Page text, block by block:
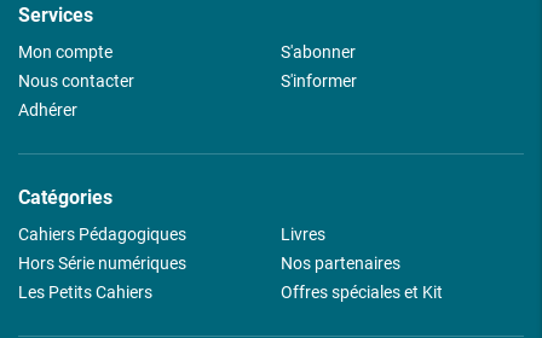
Services
Mon compte
Nous contacter
Adhérer
S'abonner
S'informer
Catégories
Cahiers Pédagogiques
Hors Série numériques
Les Petits Cahiers
Livres
Nos partenaires
Offres spéciales et Kit